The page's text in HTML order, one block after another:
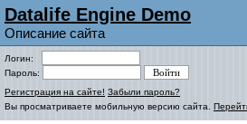
Datalife Engine Demo
Описание сайта
Логин:
Пароль:
Регистрация на сайте! Забыли пароль?
Вы просматриваете мобильную версию сайта.